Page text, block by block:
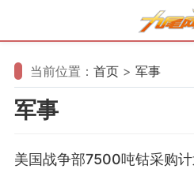
当前位置： 首页 > 军事
军事
美国战争部7500吨钴采购